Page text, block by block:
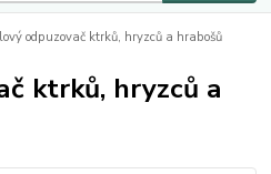
odpuzovač ktrků, hryzců a hrabošů
ktrků, hryzců a